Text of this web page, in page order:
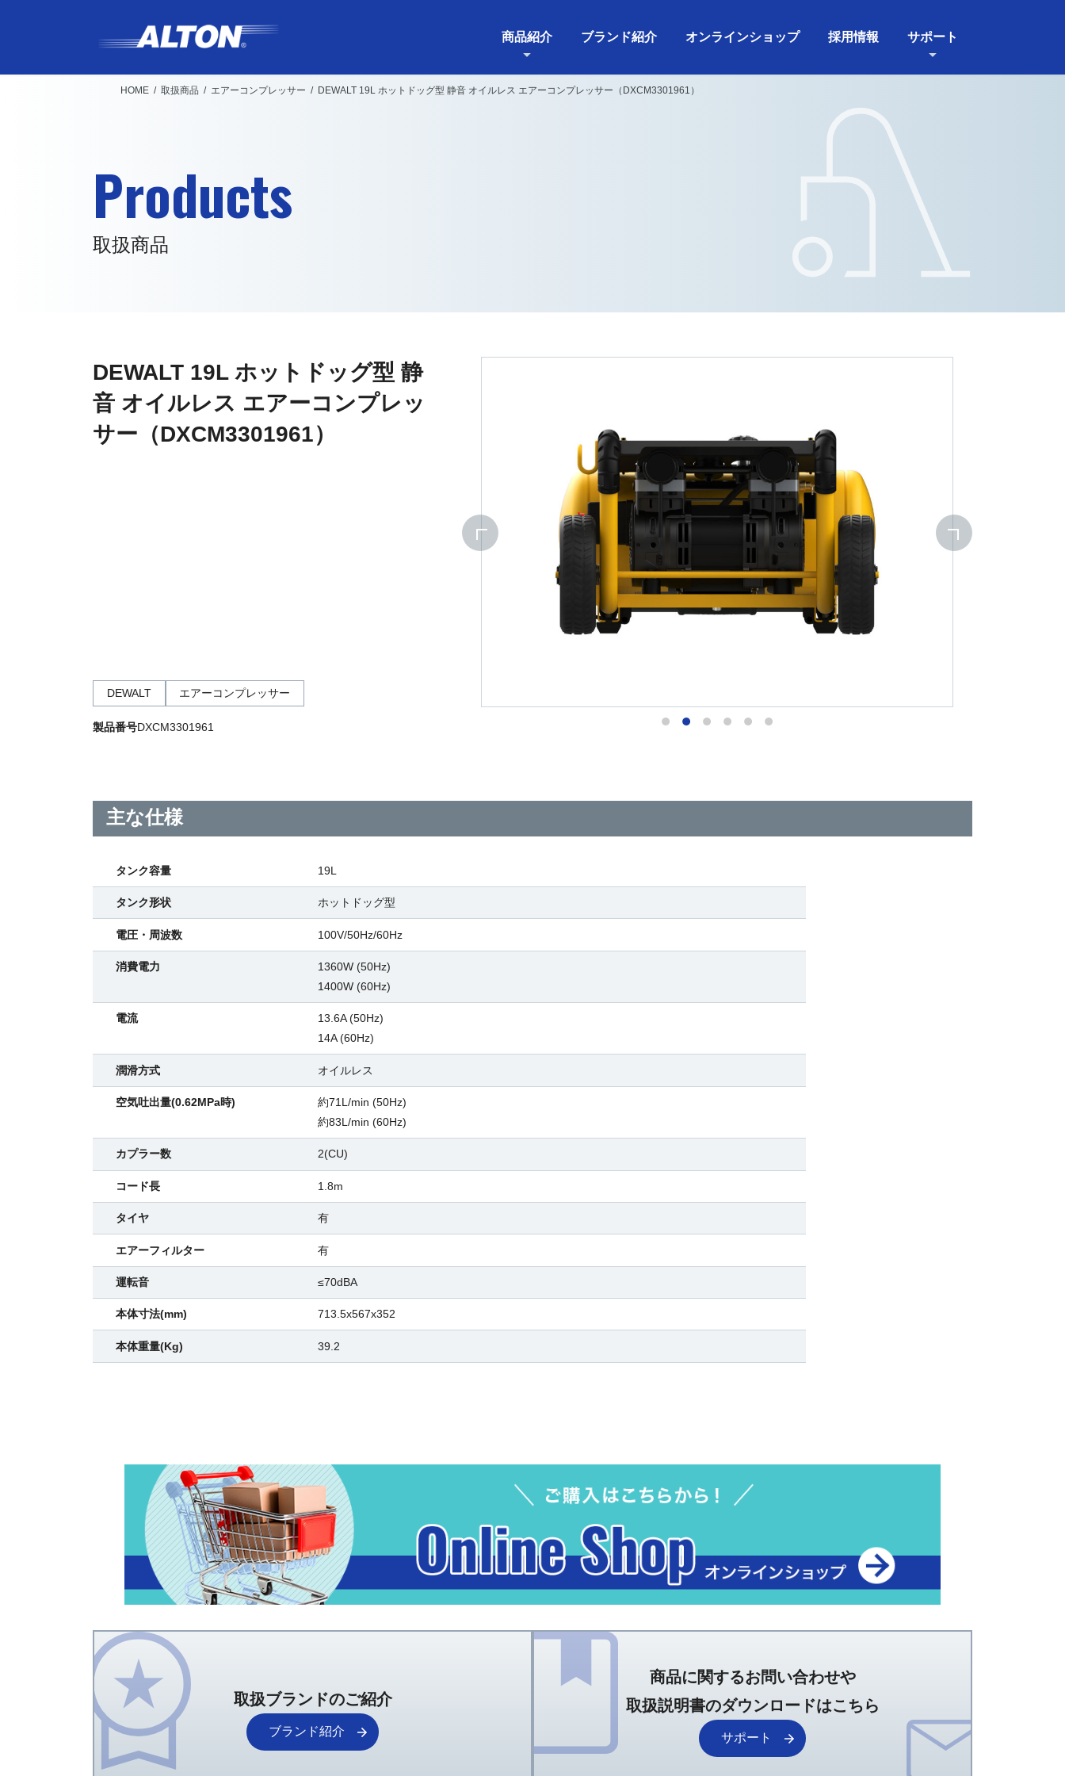
ン
ー
商品紹介 ブランド紹介 オンラインショップ 採用情報 サポート
HOME 取扱商品 エアーコンプレッサー DEWALT 19L ホットドッグ型 静音 オイルレス エアーコンプレッサー（DXCM3301961）
Products
取扱商品
DEWALT 19L ホットドッグ型 静
音 オイルレス エアーコンプレッ
サー（DXCM3301961）
DEWALT エアーコンプレッサー
製品番号DXCM3301961
主な仕様
タンク容量 19L
タンク形状 ホットドッグ型
電圧・周波数 100V/50Hz/60Hz
消費電力
1360W (50Hz)
1400W (60Hz)
電流
13.6A (50Hz)
14A (60Hz)
潤滑方式 オイルレス
空気吐出量(0.62MPa時)
約71L/min (50Hz)
約83L/min (60Hz)
カプラー数 2(CU)
コード長 1.8m
タイヤ 有
エアーフィルター 有
運転音 ≤70dBA
本体寸法(mm) 713.5x567x352
本体重量(Kg) 39.2
取扱ブランドのご紹介
ブランド紹介
商品に関するお問い合わせや
取扱説明書のダウンロードはこちら
サポート